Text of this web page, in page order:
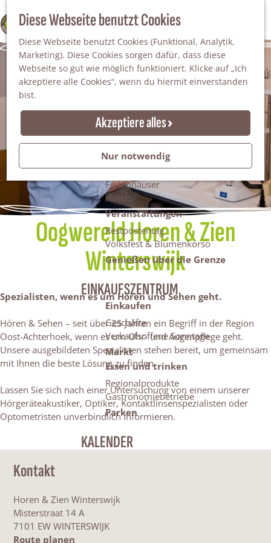
Diese Webseite benutzt Cookies
Diese Webseite benutzt Cookies (Funktional, Analytik,
Marketing). Diese Cookies sorgen dafür, dass diese
Webseite so gut wie möglich funktioniert. Klicke auf „Ich
akzeptiere alle Cookies“, wenn du hiermit einverstanden
bist.
Akzeptiere alles
Nur notwendig
100% WINTERSWIJK
S
u
c
h
e
n
M
e
n
ü
Da staunt man!
Freiheitsbäume
Natur
Naturgebiete
Nationaler Landschaftspark Winterswijk
Der Steingrube
Gärten & Parks
Übernachten
Campingplätze & Ferienparks
Gruppenunterkünfte
Bed & Breakfasts
Ferienhäuser
Hotels
Veranstaltungen
Restpostentag
Volksfest & Blumenkorso
Genießen über die Grenze
EINKAUFSZENTRUM
Einkaufen
Geschäfte
Verkaufsoffene Sonntage
Markt
Essen und trinken
Regionalprodukte
Gastronomiebetriebe
Parken
KALENDER
Oogwereld Horen & Zien
Winterswijk
Spezialisten, wenn es um Hören und Sehen geht.
Hören & Sehen – seit über 25 Jahren ein Begriff in der Region
Oost-Achterhoek, wenn es um Ohr- und Augenpflege geht.
Unsere ausgebildeten Spezialisten stehen bereit, um gemeinsam
mit Ihnen die beste Lösung zu finden.
Lassen Sie sich nach einer Untersuchung von einem unserer
Hörgeräteakustiker, Optiker, Kontaktlinsenspezialisten oder
Optometristen unverbindlich informieren.
Kontakt
Horen & Zien Winterswijk
Misterstraat 14 A
7101 EW WINTERSWIJK
Route planen